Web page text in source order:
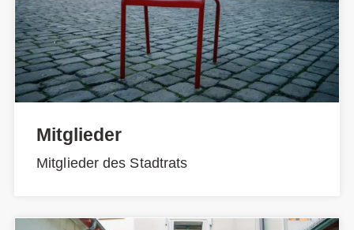
Mitglieder
Mitglieder des Stadtrats